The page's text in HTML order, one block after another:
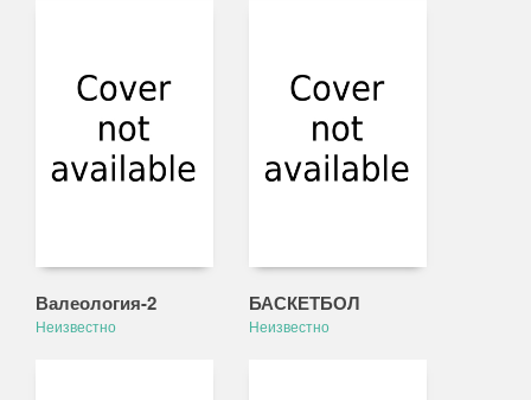
Валеология-2
Неизвестно
БАСКЕТБОЛ
Неизвестно